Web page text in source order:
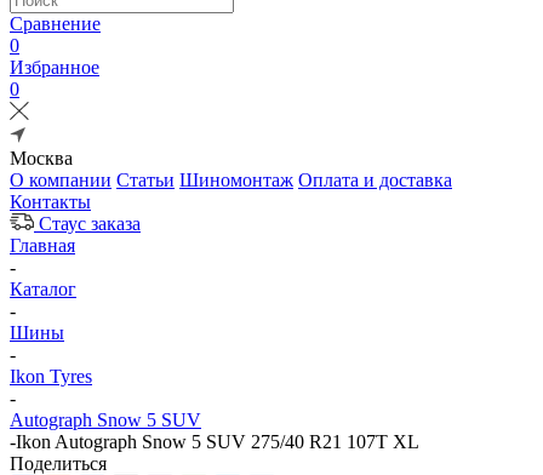
Сравнение
0
Избранное
0
Москва
О компании Статьи Шиномонтаж Оплата и доставка
Контакты
Стаус заказа
Главная
-
Каталог
-
Шины
-
Ikon Tyres
-
Autograph Snow 5 SUV
-Ikon Autograph Snow 5 SUV 275/40 R21 107T XL
Поделиться